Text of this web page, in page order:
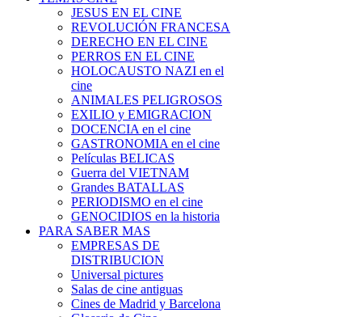
JESUS EN EL CINE
REVOLUCIÓN FRANCESA
DERECHO EN EL CINE
PERROS EN EL CINE
HOLOCAUSTO NAZI en el
cine
ANIMALES PELIGROSOS
EXILIO y EMIGRACION
DOCENCIA en el cine
GASTRONOMIA en el cine
Películas BELICAS
Guerra del VIETNAM
Grandes BATALLAS
PERIODISMO en el cine
GENOCIDIOS en la historia
PARA SABER MAS
EMPRESAS DE
DISTRIBUCION
Universal pictures
Salas de cine antiguas
Cines de Madrid y Barcelona